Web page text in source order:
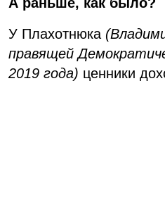
У Плахотнюка
правящей
2019 года) ценники